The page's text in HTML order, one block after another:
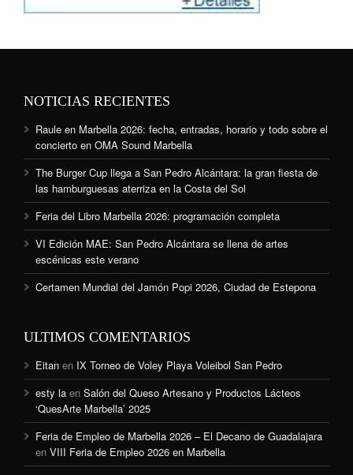
NOTICIAS RECIENTES
Raule en Marbella 2026: fecha, entradas, horario y todo sobre el
concierto en OMA Sound Marbella
The Burger Cup llega a San Pedro Alcántara: la gran fiesta de
las hamburguesas aterriza en la Costa del Sol
Feria del Libro Marbella 2026: programación completa
VI Edición MAE: San Pedro Alcántara se llena de artes
escénicas este verano
Certamen Mundial del Jamón Popi 2026, Ciudad de Estepona
ULTIMOS COMENTARIOS
Eitan en IX Torneo de Voley Playa Voleibol San Pedro
esty la en Salón del Queso Artesano y Productos Lácteos
‘QuesArte Marbella’ 2025
Feria de Empleo de Marbella 2026 – El Decano de Guadalajara
en VIII Feria de Empleo 2026 en Marbella